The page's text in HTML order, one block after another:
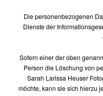
Die personenbezogenen
Dienste der
Sofern einer der oben
Person die Löschung von
Sarah Larissa Heuser
möchte, kann sie sich hierzu